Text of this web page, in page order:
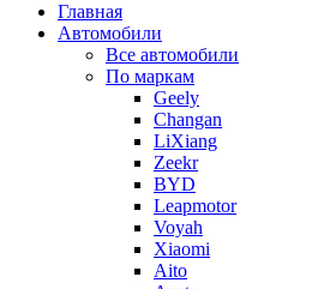
Главная
Автомобили
Все автомобили
По маркам
Geely
Changan
LiXiang
Zeekr
BYD
Leapmotor
Voyah
Xiaomi
Aito